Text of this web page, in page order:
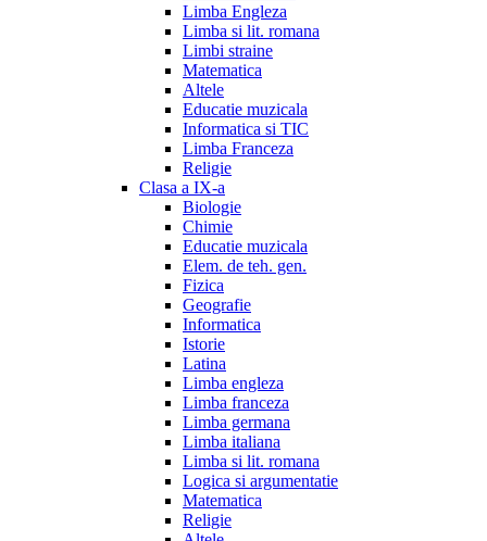
Limba Engleza
Limba si lit. romana
Limbi straine
Matematica
Altele
Educatie muzicala
Informatica si TIC
Limba Franceza
Religie
Clasa a IX-a
Biologie
Chimie
Educatie muzicala
Elem. de teh. gen.
Fizica
Geografie
Informatica
Istorie
Latina
Limba engleza
Limba franceza
Limba germana
Limba italiana
Limba si lit. romana
Logica si argumentatie
Matematica
Religie